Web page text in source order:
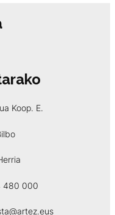
Koop. E.
480 000